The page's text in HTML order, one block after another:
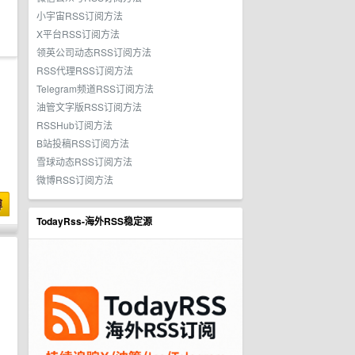
小宇宙RSS订阅方法
X平台RSS订阅方法
领英公司动态RSS订阅方法
RSS代理RSS订阅方法
Telegram频道RSS订阅方法
油管文字版RSS订阅方法
RSSHub订阅方法
B站投稿RSS订阅方法
雪球动态RSS订阅方法
微博RSS订阅方法
TodayRss-海外RSS稳定源